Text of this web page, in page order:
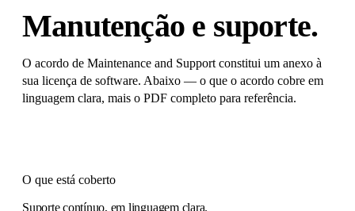
Soluções
Plataforma
Sucesso global
Empresa
Manutenção e suporte.
O acordo de Maintenance and Support constitui um anexo à
sua licença de software. Abaixo — o que o acordo cobre em
linguagem clara, mais o PDF completo para referência.
O que está coberto
Suporte contínuo, em linguagem clara.